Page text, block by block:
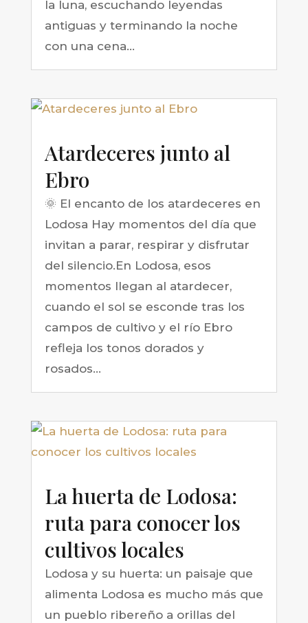
la luna, escuchando leyendas
antiguas y terminando la noche
con una cena...
Atardeceres junto al
Ebro
🌞 El encanto de los atardeceres en
Lodosa Hay momentos del día que
invitan a parar, respirar y disfrutar
del silencio.En Lodosa, esos
momentos llegan al atardecer,
cuando el sol se esconde tras los
campos de cultivo y el río Ebro
refleja los tonos dorados y
rosados...
La huerta de Lodosa:
ruta para conocer los
cultivos locales
Lodosa y su huerta: un paisaje que
alimenta Lodosa es mucho más que
un pueblo ribereño a orillas del